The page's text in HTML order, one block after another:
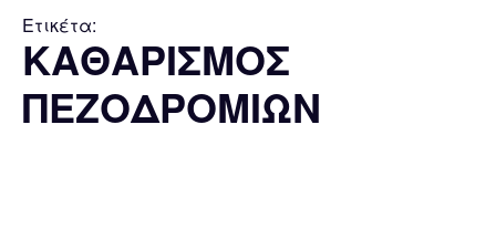
Ετικέτα:
ΚΑΘΑΡΙΣΜΟΣ
ΠΕΖΟΔΡΟΜΙΩΝ